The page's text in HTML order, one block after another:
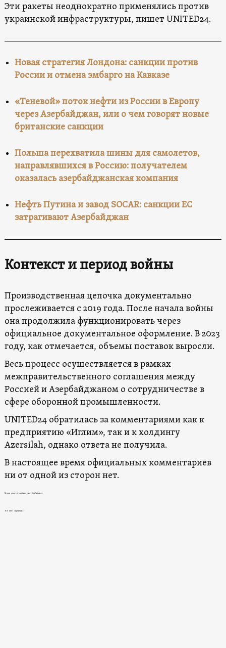
Эти ракеты неоднократно применялись против
украинской инфраструктуры, пишет UNITED24.
Новая стратегия Лондона: санкции против
России и отмена эмбарго на Кавказе
«Теневой» поток нефти из России в Европу
через Азербайджан, или о чем говорят новые
британские санкции
Польша перехватила шины для самолетов,
направлявшихся в Россию: получателем
оказалась азербайджанская компания
Нефть Путина и завод SOCAR: санкции ЕС
затрагивают Азербайджан
Контекст и период войны
Производственная цепочка документально
прослеживается с 2019 года. После начала войны
она продолжила функционировать через
официальное документальное оформление. В 2023
году, как отмечается, объемы поставок выросли.
Весь процесс осуществляется в рамках
межправительственного соглашения между
Россией и Азербайджаном о сотрудничестве в
сфере оборонной промышленности.
UNITED24 обратилась за комментариями как к
предприятию «Иглим», так и к холдингу
Azersilah, однако ответа не получила.
В настоящее время официальных комментариев
ни от одной из сторон нет.
Производство российских ракет в Азербайджане
Новости в Азербайджане